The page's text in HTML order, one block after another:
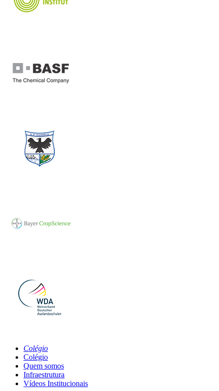
Colégio
Colégio
Quem somos
Infraestrutura
Vídeos Institucionais